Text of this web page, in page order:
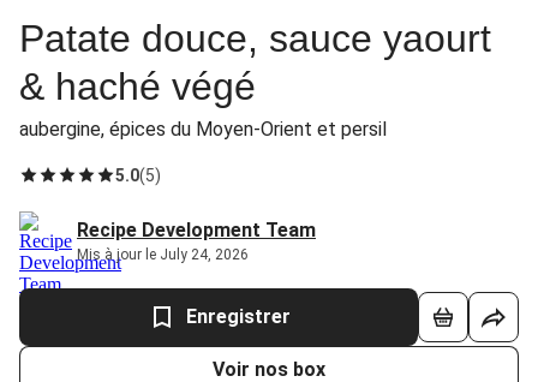
Patate douce, sauce yaourt
& haché végé
aubergine, épices du Moyen-Orient et persil
5.0(5)
Recipe Development Team
Mis à jour le July 24, 2026
Enregistrer
Voir nos box